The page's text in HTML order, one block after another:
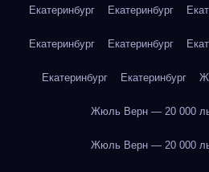
Екатеринбург Екатеринбург
Екатеринбург Екатеринбург
Екатеринбург Екатеринбург
Жюль Верн — 20 000
Жюль Верн — 20 000